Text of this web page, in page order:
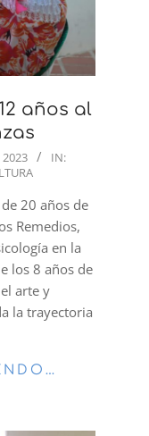
años al
2023
IN:
20 años de
Remedios,
en la
los 8 años de
arte y
la trayectoria